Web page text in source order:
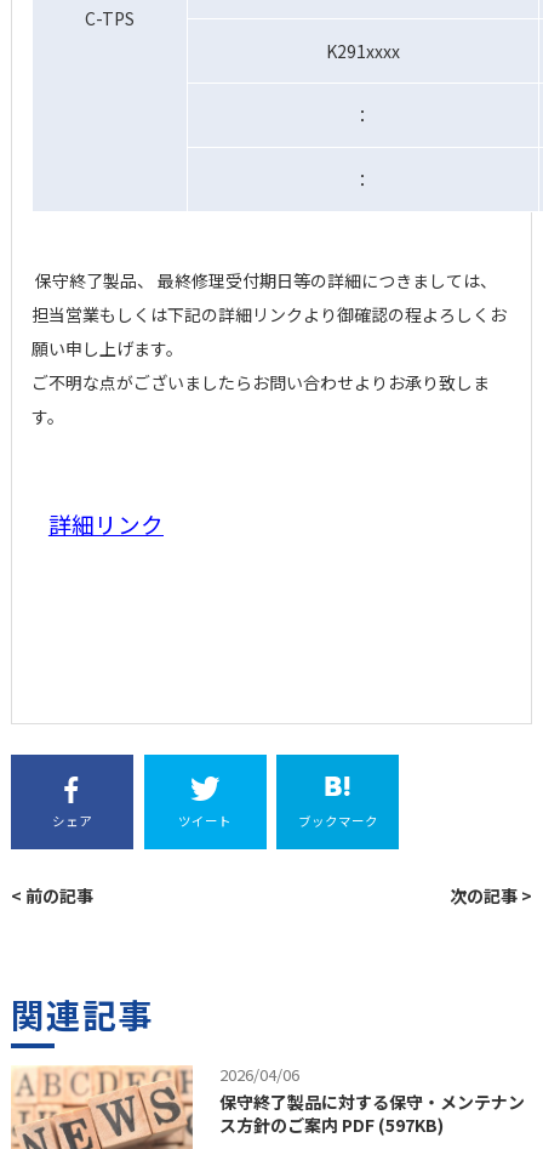
C-TPS
K291xxxx
：
：
保守終了製品、 最終修理受付期日等の詳細につきましては、
担当営業もしくは下記の詳細リンクより御確認の程よろしくお
願い申し上げます。
ご不明な点がございましたらお問い合わせよりお承り致しま
す。
詳細リンク
シェア ツイート ブックマーク
< 前の記事 次の記事 >
関連記事
2026/04/06
保守終了製品に対する保守・メンテナン
ス方針のご案内 PDF (597KB)